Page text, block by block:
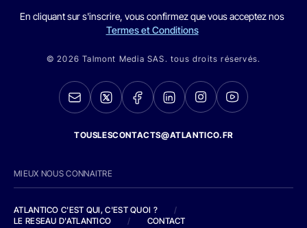
En cliquant sur s'inscrire, vous confirmez que vous acceptez nos
Termes et Conditions
© 2026 Talmont Media SAS. tous droits réservés.
TOUSLESCONTACTS@ATLANTICO.FR
MIEUX NOUS CONNAITRE
ATLANTICO C'EST QUI, C'EST QUOI ?
/
LE RESEAU D'ATLANTICO
/ CONTACT